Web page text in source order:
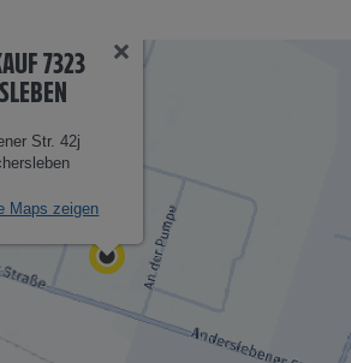
7323
Str. 42j
Maps zeigen